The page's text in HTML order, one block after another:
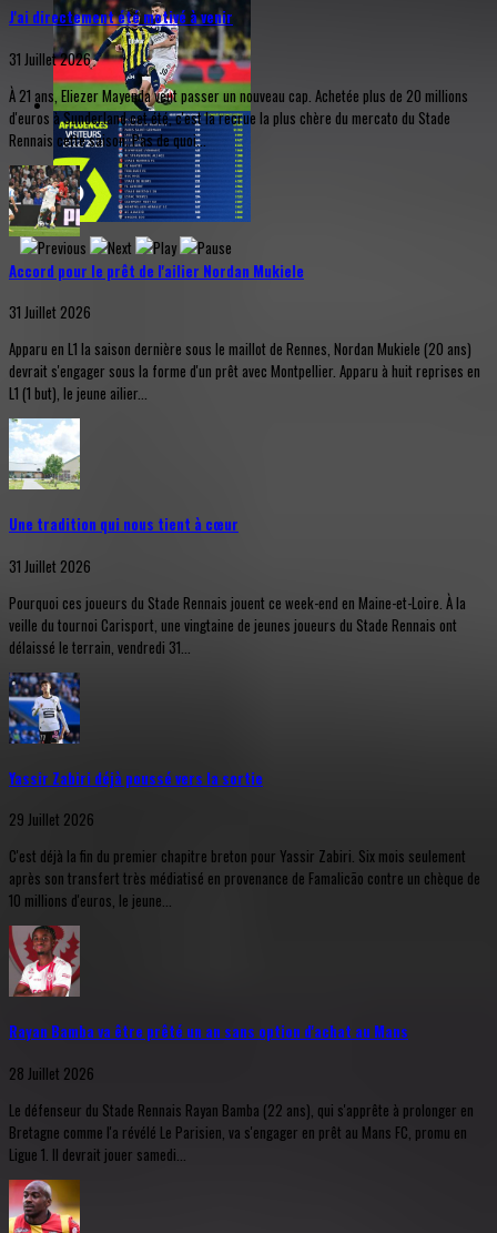
J'ai directement été motivé à venir
31 Juillet 2026
À 21 ans, Eliezer Mayenda veut passer un nouveau cap. Achetée plus de 20 millions
d'euros à Sunderland cet été, c'est la recrue la plus chère du mercato du Stade
Rennais cette saison. Pas de quoi...
Accord pour le prêt de l'ailier Nordan Mukiele
31 Juillet 2026
Apparu en L1 la saison dernière sous le maillot de Rennes, Nordan Mukiele (20 ans)
devrait s'engager sous la forme d'un prêt avec Montpellier. Apparu à huit reprises en
L1 (1 but), le jeune ailier...
Une tradition qui nous tient à cœur
31 Juillet 2026
Pourquoi ces joueurs du Stade Rennais jouent ce week-end en Maine-et-Loire. À la
veille du tournoi Carisport, une vingtaine de jeunes joueurs du Stade Rennais ont
délaissé le terrain, vendredi 31...
Yassir Zabiri déjà poussé vers la sortie
29 Juillet 2026
C'est déjà la fin du premier chapitre breton pour Yassir Zabiri. Six mois seulement
après son transfert très médiatisé en provenance de Famalicão contre un chèque de
10 millions d'euros, le jeune...
Rayan Bamba va être prêté un an sans option d'achat au Mans
28 Juillet 2026
Le défenseur du Stade Rennais Rayan Bamba (22 ans), qui s'apprête à prolonger en
Bretagne comme l'a révélé Le Parisien, va s'engager en prêt au Mans FC, promu en
Ligue 1. Il devrait jouer samedi...